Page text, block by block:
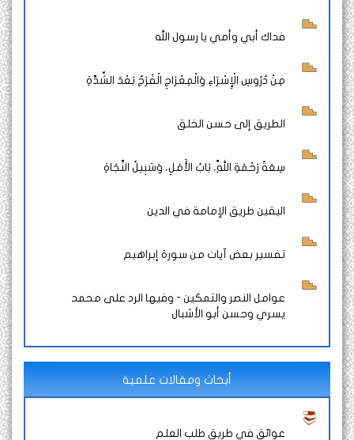
فداك أبي وأمي يا رسول الله
مِنْ دُرُوسِ الْإِسْرَاءِ وَالْمِعْرَاجِ الْفَرَجُ بَعْدَ الشِّدَّةِ
الطريق إلى حسن الخلق
سِعَةُ رَحْمَةِ اللَّهِ، بَابُ الأَمَلِ، وَسَبِيلُ النَّجَاةِ
اليقين طريق الإمامة في الدين
تفسير بعض آيات من سورة إبراهيم
عوامل النصر والتمكين - وفيها الرد على محمد
يسري وحسن أبو الأشبال
أبحاث ومقالات علمية
عوائق في طريق طلب العلم